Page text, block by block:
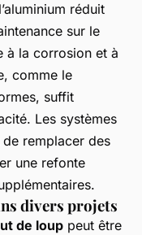
réduit
sur le
à la corrosion et à
comme le
suffit
Les systèmes
remplacer des
une refonte
divers projets
de loup peut être